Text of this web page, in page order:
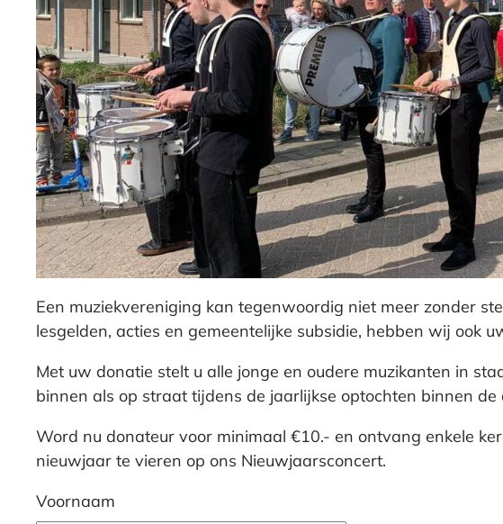
Een muziekvereniging kan tegenwoordig niet meer zonder
lesgelden, acties en gemeentelijke subsidie, hebben wij ook
Met uw donatie stelt u alle jonge en oudere muzikanten in
binnen als op straat tijdens de jaarlijkse optochten binnen
Word nu donateur voor minimaal €10.- en ontvang enkele
nieuwjaar te vieren op ons Nieuwjaarsconcert.
Voornaam